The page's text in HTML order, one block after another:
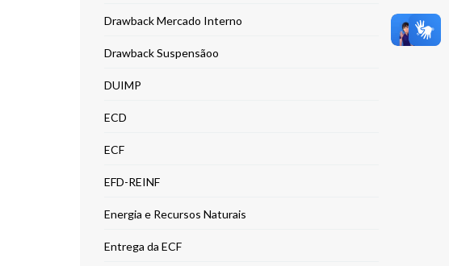
Drawback Mercado Interno
Drawback Suspensãoo
DUIMP
ECD
ECF
EFD-REINF
Energia e Recursos Naturais
Entrega da ECF